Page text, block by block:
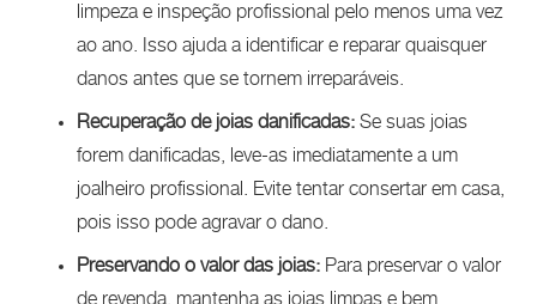
limpeza e inspeção profissional pelo menos uma vez
ao ano. Isso ajuda a identificar e reparar quaisquer
danos antes que se tornem irreparáveis.
Recuperação de joias danificadas: Se suas joias
forem danificadas, leve-as imediatamente a um
joalheiro profissional. Evite tentar consertar em casa,
pois isso pode agravar o dano.
Preservando o valor das joias: Para preservar o valor